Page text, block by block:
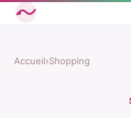
Accueil›Shopping